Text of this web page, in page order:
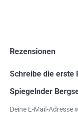
Rezensionen
Schreibe die erste
Spiegelnder
Deine E-Mail-